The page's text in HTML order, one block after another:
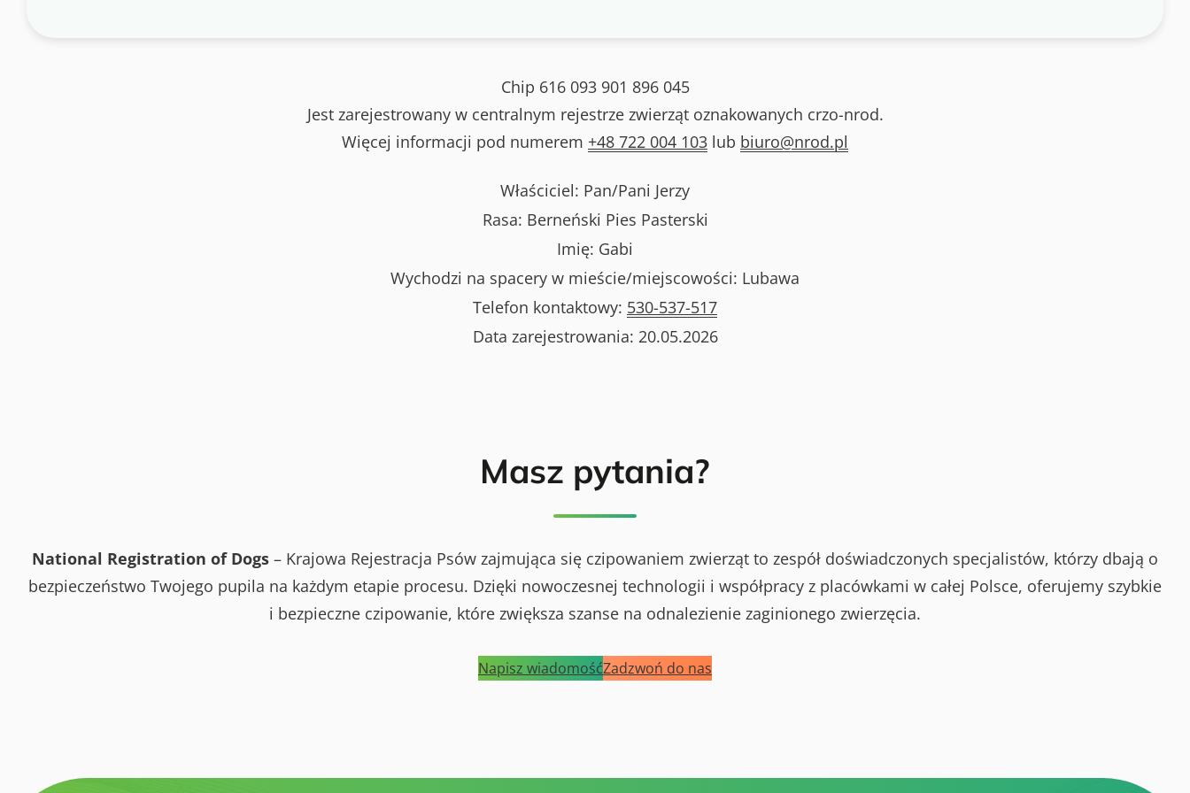
Chip 616 093 901 896 045
Jest zarejestrowany w centralnym rejestrze zwierząt oznakowanych crzo-nrod.
Więcej informacji pod numerem +48 722 004 103 lub biuro@nrod.pl
Właściciel: Pan/Pani Jerzy
Rasa: Berneński Pies Pasterski
Imię: Gabi
Wychodzi na spacery w mieście/miejscowości: Lubawa
Telefon kontaktowy: 530-537-517
Data zarejestrowania: 20.05.2026
Masz pytania?
National Registration of Dogs – Krajowa Rejestracja Psów zajmująca się czipowaniem zwierząt to zespół doświadczonych specjalistów, którzy dbają o
bezpieczeństwo Twojego pupila na każdym etapie procesu. Dzięki nowoczesnej technologii i współpracy z placówkami w całej Polsce, oferujemy szybkie
i bezpieczne czipowanie, które zwiększa szanse na odnalezienie zaginionego zwierzęcia.
Napisz wiadomośćZadzwoń do nas